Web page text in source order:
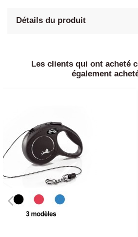
Détails du produit
Les clients qui ont acheté
également